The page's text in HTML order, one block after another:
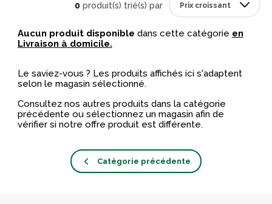
0 produit(s) trié(s) par
Aucun produit disponible dans cette catégorie en
Livraison à domicile.
Le saviez-vous ? Les produits affichés ici s'adaptent
selon le magasin sélectionné.
Consultez nos autres produits dans la catégorie
précédente ou sélectionnez un magasin afin de
vérifier si notre offre produit est différente.
Catégorie précédente